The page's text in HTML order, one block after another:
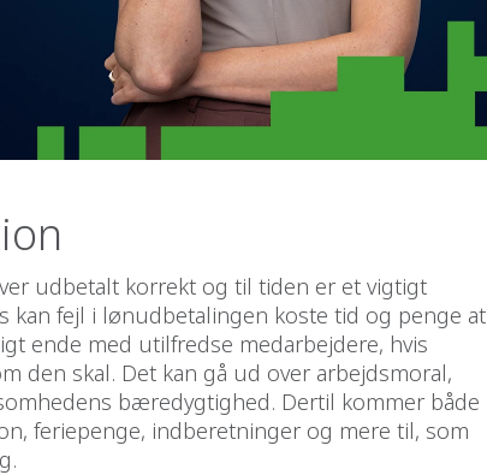
udbetalt korrekt og til tiden er et vigtigt
kan fejl i lønudbetalingen koste tid og penge at
ende med utilfredse medarbejdere, hvis
den skal. Det kan gå ud over arbejdsmoral,
bæredygtighed. Dertil kommer både
feriepenge, indberetninger og mere til, som